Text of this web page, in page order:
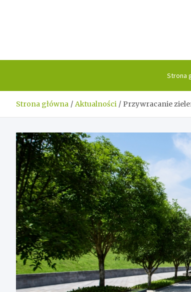
Strona
Strona główna Aktualności Przywracanie